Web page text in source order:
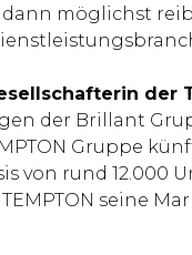
möglichst
der
der Brillant
Gruppe
von rund
seine